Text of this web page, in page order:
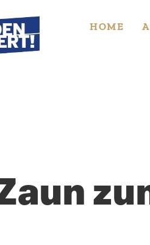
HOME